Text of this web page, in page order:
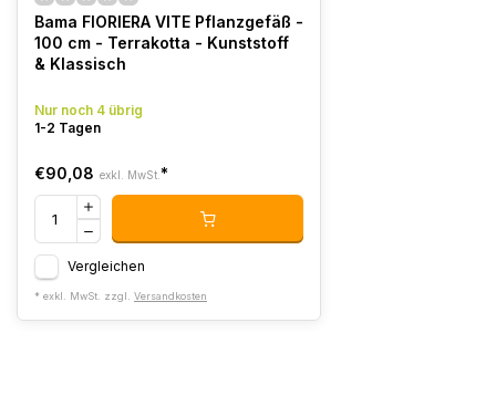
Bama FIORIERA VITE Pflanzgefäß -
100 cm - Terrakotta - Kunststoff
& Klassisch
Nur noch 4 übrig
1-2 Tagen
€90,08 exkl. MwSt. *
Vergleichen
* exkl. MwSt. zzgl. Versandkosten